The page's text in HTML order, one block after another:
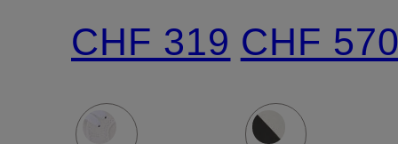
LOW
CHF 319
OF
OFFICE
CHF